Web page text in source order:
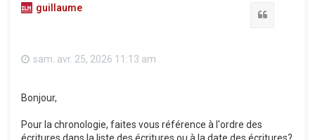
guillaume
sam. avr. 25, 2026 11:13 am
Bonjour,
Pour la chronologie, faites vous référence à l'ordre des